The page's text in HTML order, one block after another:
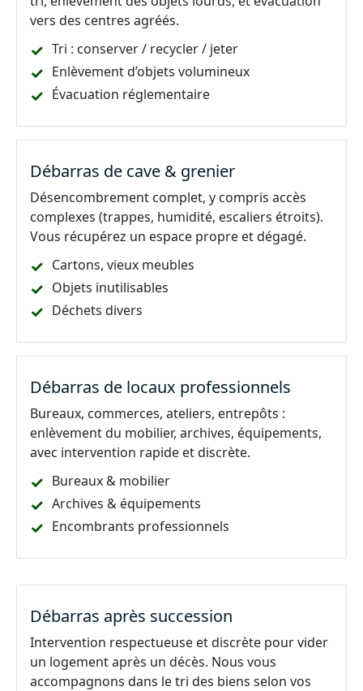
vers des centres agréés.
Tri : conserver / recycler / jeter
Enlèvement d’objets volumineux
Évacuation réglementaire
Débarras de cave & grenier
Désencombrement complet, y compris accès
complexes (trappes, humidité, escaliers étroits).
Vous récupérez un espace propre et dégagé.
Cartons, vieux meubles
Objets inutilisables
Déchets divers
Débarras de locaux professionnels
Bureaux, commerces, ateliers, entrepôts :
enlèvement du mobilier, archives, équipements,
avec intervention rapide et discrète.
Bureaux & mobilier
Archives & équipements
Encombrants professionnels
Débarras après succession
Intervention respectueuse et discrète pour vider
un logement après un décès. Nous vous
accompagnons dans le tri des biens selon vos